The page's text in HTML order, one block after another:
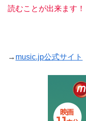
読むことが出来ます！
→ music.jp公式サイト